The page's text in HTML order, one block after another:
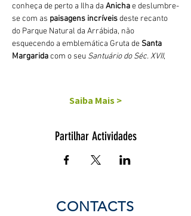
conheça de perto a Ilha da Anicha e deslumbre-
se com as paisagens incríveis deste recanto
do Parque Natural da Arrábida, não
esquecendo a emblemática Gruta de Santa
Margarida com o seu Santuário do Séc. XVII,
Saiba Mais >
Partilhar Actividades
CONTACTS